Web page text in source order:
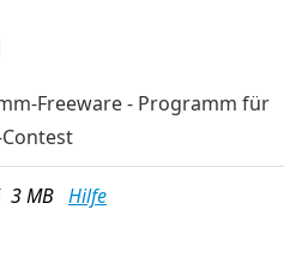
Freeware - Programm für
3 MB Hilfe